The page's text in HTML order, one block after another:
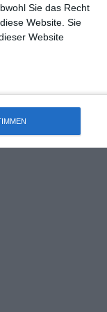
Sie das Recht
Website. Sie
Website